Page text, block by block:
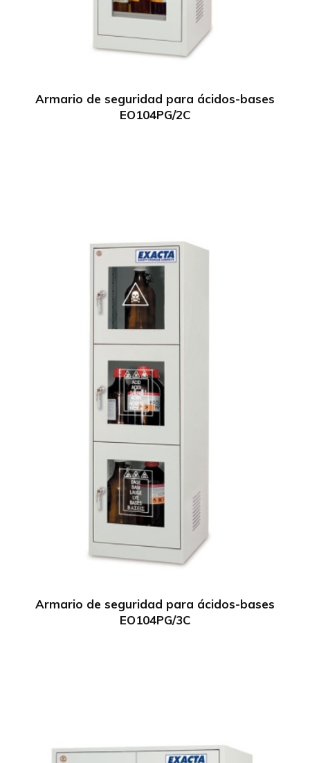
Armario de seguridad para ácidos-bases
EO104PG/2C
Armario de seguridad para ácidos-bases
EO104PG/3C